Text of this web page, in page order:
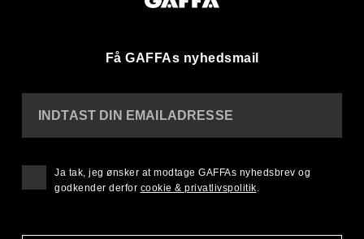
Få GAFFAs nyhedsmail
INDTAST DIN EMAILADRESSE
Ja tak, jeg ønsker at modtage GAFFAs nyhedsbrev og
godkender derfor cookie & privatlivspolitik.